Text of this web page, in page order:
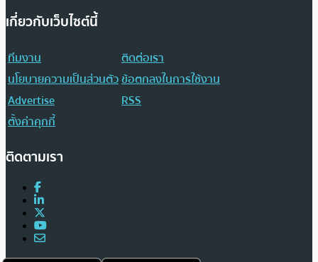
เกี่ยวกับเว็บไซต์นี้
ทีมงาน
ติดต่อเรา
นโยบายความเป็นส่วนตัวข้อตกลงในการใช้งาน
Advertise
RSS
ตั้งค่าคุกกี้
ติดตามเรา